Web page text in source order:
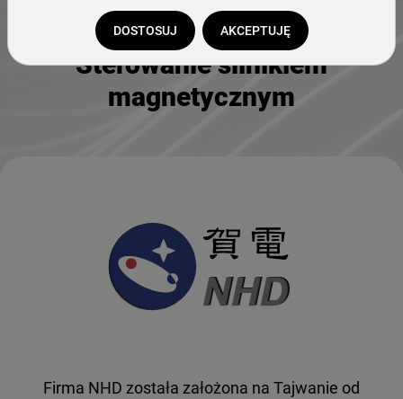
Sterowanie silnikiem
magnetycznym
Firma NHD została założona na Tajwanie od
DOSTOSUJ AKCEPTUJĘ